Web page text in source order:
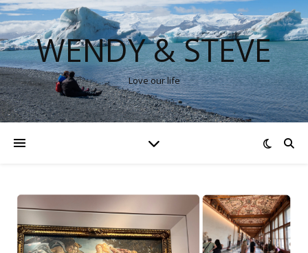
WENDY & STEVE
Love our life